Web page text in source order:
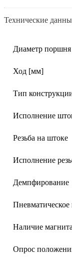
Технические
Диаметр
Ход [мм]
Тип
Исполнение
Резьба на штоке
Исполнение
Демпфирование
Наличие
Опрос